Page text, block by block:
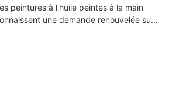
peintures à l'huile peintes à la main
une demande renouvelée sur